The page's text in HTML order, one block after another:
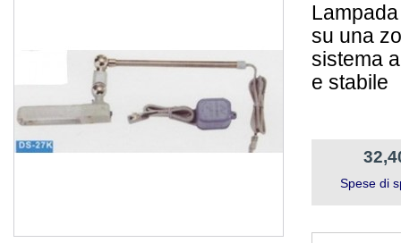
su una
sistema
e stabile
Spese di